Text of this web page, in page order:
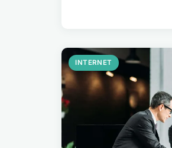
INTERNET